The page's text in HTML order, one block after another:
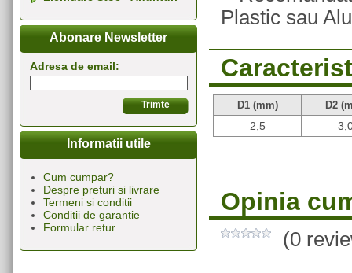
Abonare Newsletter
Adresa de email:
Informatii utile
Cum cumpar?
Despre preturi si livrare
Termeni si conditii
Conditii de garantie
Formular retur
Plastic sau
D1 (mm) D2
2,5
Opinia
(0